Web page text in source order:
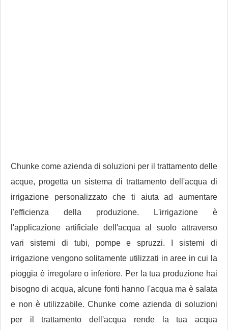
Chunke come azienda di soluzioni per il trattamento delle
acque, progetta un sistema di trattamento dell'acqua di
irrigazione personalizzato che ti aiuta ad aumentare
l'efficienza della produzione. L'irrigazione è
l'applicazione artificiale dell'acqua al suolo attraverso
vari sistemi di tubi, pompe e spruzzi. I sistemi di
irrigazione vengono solitamente utilizzati in aree in cui la
pioggia è irregolare o inferiore. Per la tua produzione hai
bisogno di acqua, alcune fonti hanno l'acqua ma è salata
e non è utilizzabile. Chunke come azienda di soluzioni
per il trattamento dell'acqua rende la tua acqua